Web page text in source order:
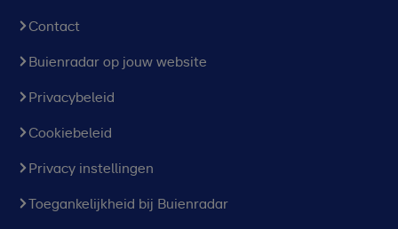
Contact
Buienradar op jouw website
Privacybeleid
Cookiebeleid
Privacy instellingen
Toegankelijkheid bij Buienradar